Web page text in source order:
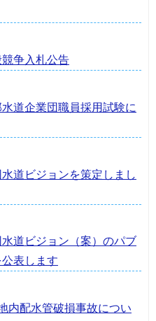
争入札公告
道企業団職員採用試験に
道ビジョンを策定しまし
道ビジョン（案）のパブ
表します
内配水管破損事故につい